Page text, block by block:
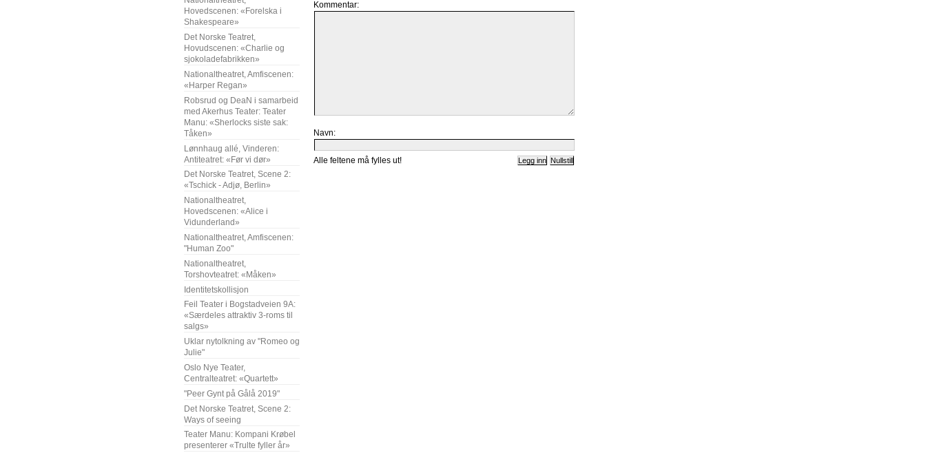
Hovedscenen: «Forelska i
Shakespeare»
Det Norske Teatret,
Hovudscenen: «Charlie og
sjokoladefabrikken»
Nationaltheatret, Amfiscenen:
«Harper Regan»
Robsrud og DeaN i samarbeid
med Akerhus Teater: Teater
Manu: «Sherlocks siste sak:
Tåken»
Lønnhaug allé, Vinderen:
Antiteatret: «Før vi dør»
Det Norske Teatret, Scene 2:
«Tschick - Adjø, Berlin»
Nationaltheatret,
Hovedscenen: «Alice i
Vidunderland»
Nationaltheatret, Amfiscenen:
"Human Zoo"
Nationaltheatret,
Torshovteatret: «Måken»
Identitetskollisjon
Feil Teater i Bogstadveien 9A:
«Særdeles attraktiv 3-roms til
salgs»
Uklar nytolkning av "Romeo og
Julie"
Oslo Nye Teater,
Centralteatret: «Quartett»
"Peer Gynt på Gålå 2019"
Det Norske Teatret, Scene 2:
Ways of seeing
Teater Manu: Kompani Krøbel
presenterer «Trulte fyller år»
Kommentar:
Navn:
Alle feltene må fylles ut!